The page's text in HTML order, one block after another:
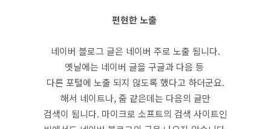
편현한 노출
네이버 블로그 글은 네이버 주로 노출 됨니다.
옛날에는 네이버 글을 구글과 다음 등
다른 포털에 노출 되지 않도록 했다고 하더군요.
해서 네이트나, 줌 같은데는 다음의 글만
검색이 됨니다. 마이크로 소프트의 검색 사이트인